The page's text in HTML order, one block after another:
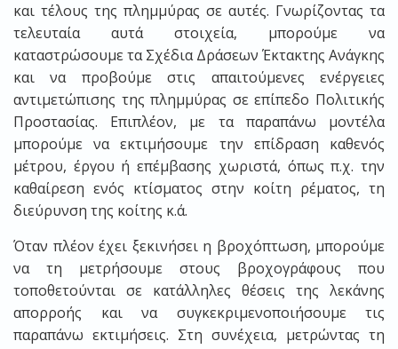
και τέλους της πλημμύρας σε αυτές. Γνωρίζοντας τα
τελευταία αυτά στοιχεία, μπορούμε να
καταστρώσουμε τα Σχέδια Δράσεων Έκτακτης Ανάγκης
και να προβούμε στις απαιτούμενες ενέργειες
αντιμετώπισης της πλημμύρας σε επίπεδο Πολιτικής
Προστασίας. Επιπλέον, με τα παραπάνω μοντέλα
μπορούμε να εκτιμήσουμε την επίδραση καθενός
μέτρου, έργου ή επέμβασης χωριστά, όπως π.χ. την
καθαίρεση ενός κτίσματος στην κοίτη ρέματος, τη
διεύρυνση της κοίτης κ.ά.
Όταν πλέον έχει ξεκινήσει η βροχόπτωση, μπορούμε
να τη μετρήσουμε στους βροχογράφους που
τοποθετούνται σε κατάλληλες θέσεις της λεκάνης
απορροής και να συγκεκριμενοποιήσουμε τις
παραπάνω εκτιμήσεις. Στη συνέχεια, μετρώντας τη